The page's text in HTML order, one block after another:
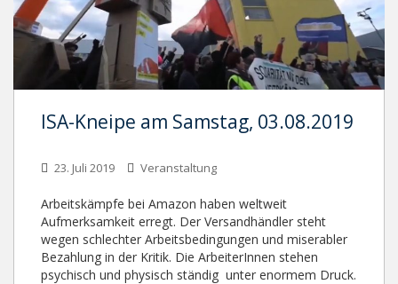
ISA-Kneipe am Samstag, 03.08.2019
23. Juli 2019 Veranstaltung
Arbeitskämpfe bei Amazon haben weltweit
Aufmerksamkeit erregt. Der Versandhändler steht
wegen schlechter Arbeitsbedingungen und miserabler
Bezahlung in der Kritik. Die ArbeiterInnen stehen
psychisch und physisch ständig unter enormem Druck.